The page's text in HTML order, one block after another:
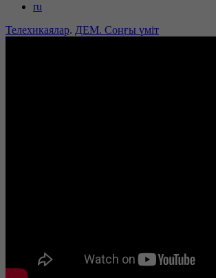
ru
Телехикаялар. ДЕМ. Соңғы үміт